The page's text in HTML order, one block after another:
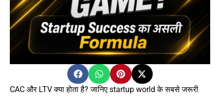
CAC और LTV क्या होता है? जानिए startup world के सबसे जरूरी